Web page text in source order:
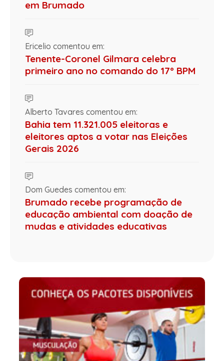
em Brumado
Ericelio comentou em:
Tenente-Coronel Gilmara celebra
primeiro ano no comando do 17º BPM
Alberto Tavares comentou em:
Bahia tem 11.321.005 eleitoras e
eleitores aptos a votar nas Eleições
Gerais 2026
Dom Guedes comentou em:
Brumado recebe programação de
educação ambiental com doação de
mudas e atividades educativas